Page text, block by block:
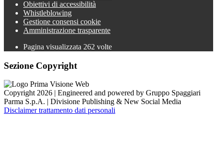
Obiettivi di accessibilità
Whistleblowing
Gestione consensi cookie
Amministrazione trasparente
Pagina visualizzata 262 volte
Sezione Copyright
Copyright 2026 | Engineered and powered by Gruppo Spaggiari
Parma S.p.A. | Divisione Publishing & New Social Media
Disclaimer trattamento dati personali